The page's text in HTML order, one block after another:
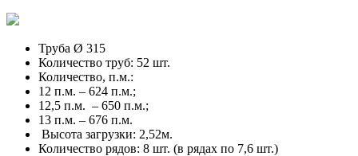
Труба Ø 315
Количество труб: 52 шт.
Количество, п.м.:
12 п.м. – 624 п.м.;
12,5 п.м. – 650 п.м.;
13 п.м. – 676 п.м.
Высота загрузки: 2,52м.
Количество рядов: 8 шт. (в рядах по 7,6 шт.)